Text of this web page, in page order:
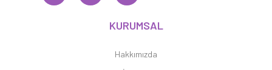
KURUMSAL
Hakkımızda